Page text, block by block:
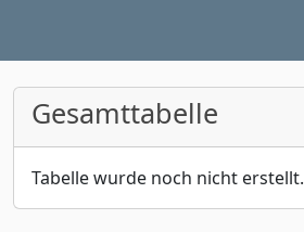
Gesamttabelle
Tabelle wurde noch nicht erstellt.